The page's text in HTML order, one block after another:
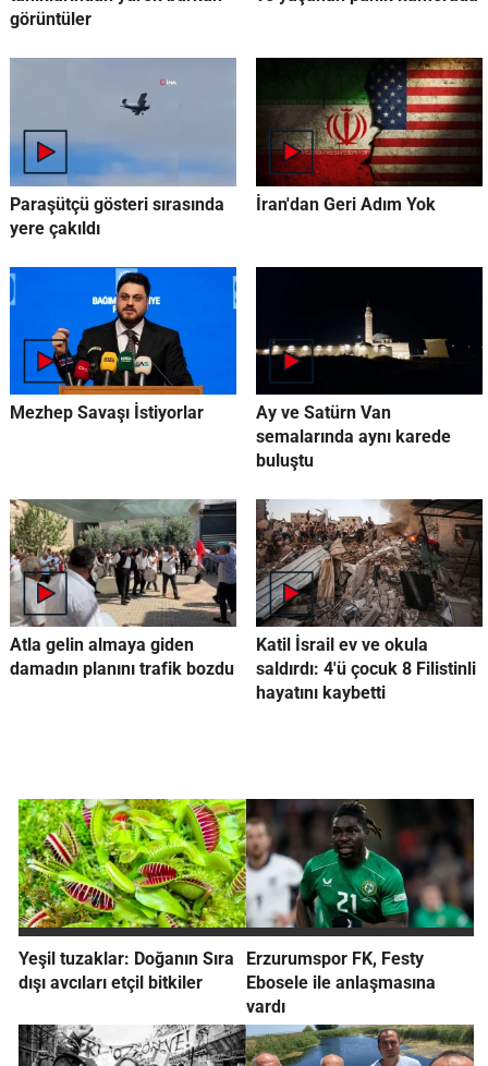
görüntüler
Paraşütçü gösteri sırasında
yere çakıldı
İran'dan Geri Adım Yok
Mezhep Savaşı İstiyorlar
Ay ve Satürn Van
semalarında aynı karede
buluştu
Atla gelin almaya giden
damadın planını trafik bozdu
Katil İsrail ev ve okula
saldırdı: 4'ü çocuk 8 Filistinli
hayatını kaybetti
Yeşil tuzaklar: Doğanın Sıra
dışı avcıları etçil bitkiler
Erzurumspor FK, Festy
Ebosele ile anlaşmasına
vardı